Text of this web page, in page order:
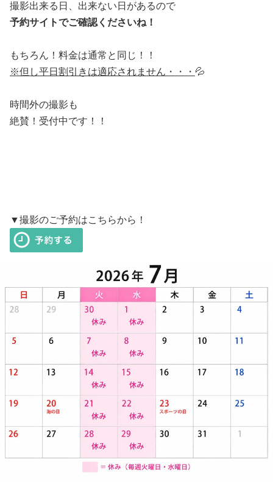
撮影出来る日、出来ない日があるので
予約サイトでご確認くださいね！
もちろん！料金は通常と同じ！！
※但し平日割引きは適応されません・・・ 💦
時間外の撮影も
絶賛！受付中です！！
▼撮影のご予約はこちらから！